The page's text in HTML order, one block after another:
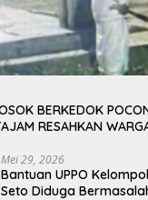
BERKEDOK
RESAHKAN
Mei 29, 2026
Bantuan UPPO
Seto Diduga